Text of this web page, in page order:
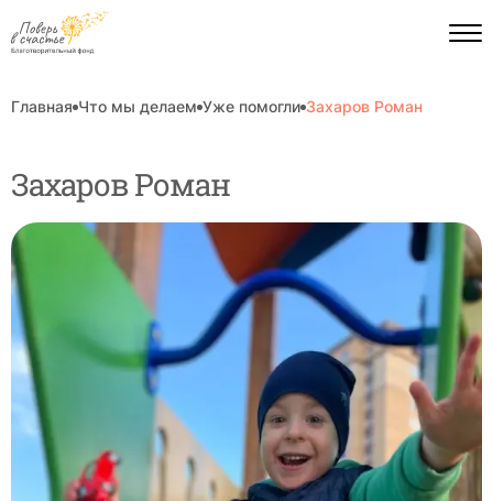
Главная Что мы делаем Уже помогли Захаров Роман
Захаров Роман